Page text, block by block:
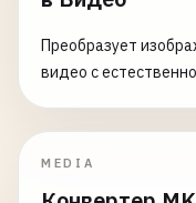
Преобразует
видео с
MEDIA